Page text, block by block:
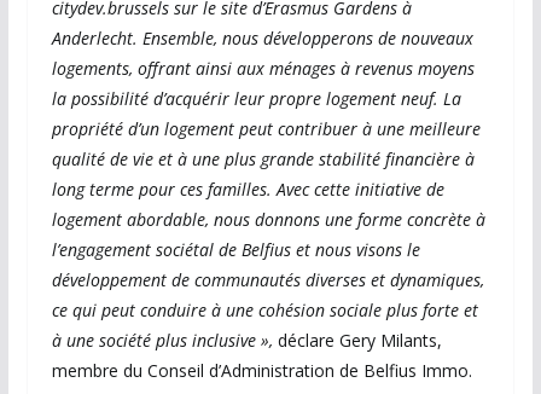
citydev.brussels sur le site d’Erasmus Gardens à
Anderlecht. Ensemble, nous développerons de nouveaux
logements, offrant ainsi aux ménages à revenus moyens
la possibilité d’acquérir leur propre logement neuf. La
propriété d’un logement peut contribuer à une meilleure
qualité de vie et à une plus grande stabilité financière à
long terme pour ces familles. Avec cette initiative de
logement abordable, nous donnons une forme concrète à
l’engagement sociétal de Belfius et nous visons le
développement de communautés diverses et dynamiques,
ce qui peut conduire à une cohésion sociale plus forte et
à une société plus inclusive », déclare Gery Milants,
membre du Conseil d’Administration de Belfius Immo.